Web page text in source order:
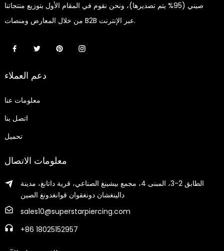
صيني (95% يتم تصديرها)، ونحن نقوم في المقام الأول بتوزيع منتجاتنا
من خلال المعارض ومنصات B2B عبر الإنترنت.
دعم العملاء
معلومات عنا
اتصل بنا
تحميل
معلومات الاتصال
الطابق 2-3، المبنى 4، مجمع بيشينغ الصناعي، قرية داتانغ، مدينة
دالينغشان دونغقوان قوانغدونغ الصين
sales10@superstarpiercing.com
+86 18025152957